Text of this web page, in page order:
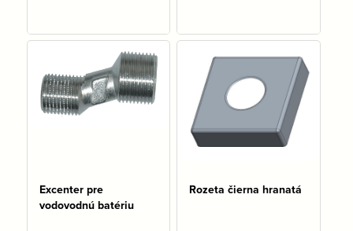
Excenter pre
vodovodnú batériu
Rozeta čierna hranatá